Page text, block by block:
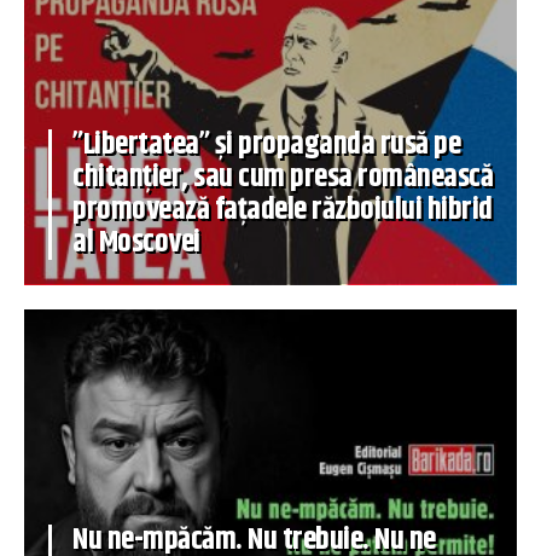
”Libertatea” și propaganda rusă pe
chitanțier, sau cum presa românească
promovează fațadele războiului hibrid
al Moscovei
Nu ne-mpăcăm. Nu trebuie. Nu ne